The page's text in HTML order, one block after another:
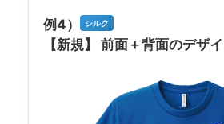
例4） シルク
【新規】 前面＋背面のデザ